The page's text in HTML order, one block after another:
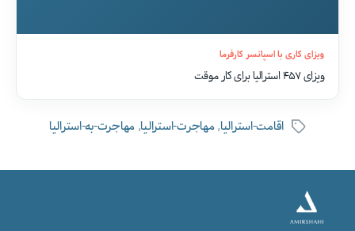
ویزای کاری با اسپانسر کارفرما
ویزای ۴۵۷ استرالیا برای کار موقت
برچسب‌ها
اقامت-استرالیا,مهاجرت-استرالیا, مهاجرت-به-استرالیا